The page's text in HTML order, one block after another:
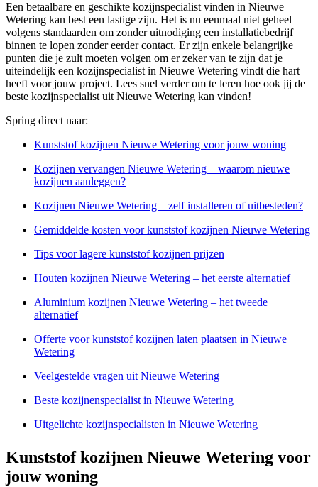
Een betaalbare en geschikte kozijnspecialist vinden in Nieuwe
Wetering kan best een lastige zijn. Het is nu eenmaal niet geheel
volgens standaarden om zonder uitnodiging een installatiebedrijf
binnen te lopen zonder eerder contact. Er zijn enkele belangrijke
punten die je zult moeten volgen om er zeker van te zijn dat je
uiteindelijk een kozijnspecialist in Nieuwe Wetering vindt die hart
heeft voor jouw project. Lees snel verder om te leren hoe ook jij de
beste kozijnspecialist uit Nieuwe Wetering kan vinden!
Spring direct naar:
Kunststof kozijnen Nieuwe Wetering voor jouw woning
Kozijnen vervangen Nieuwe Wetering – waarom nieuwe
kozijnen aanleggen?
Kozijnen Nieuwe Wetering – zelf installeren of uitbesteden?
Gemiddelde kosten voor kunststof kozijnen Nieuwe Wetering
Tips voor lagere kunststof kozijnen prijzen
Houten kozijnen Nieuwe Wetering – het eerste alternatief
Aluminium kozijnen Nieuwe Wetering – het tweede
alternatief
Offerte voor kunststof kozijnen laten plaatsen in Nieuwe
Wetering
Veelgestelde vragen uit Nieuwe Wetering
Beste kozijnenspecialist in Nieuwe Wetering
Uitgelichte kozijnspecialisten in Nieuwe Wetering
Kunststof kozijnen Nieuwe Wetering voor
jouw woning